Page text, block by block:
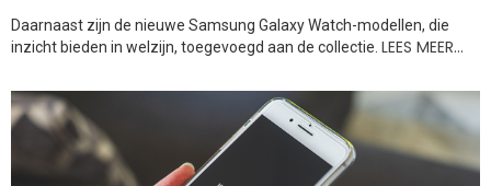
Daarnaast zijn de nieuwe Samsung Galaxy Watch-modellen, die
inzicht bieden in welzijn, toegevoegd aan de collectie. LEES MEER…